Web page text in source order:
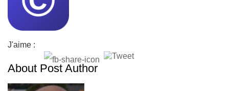
J'aime :
About Post Author